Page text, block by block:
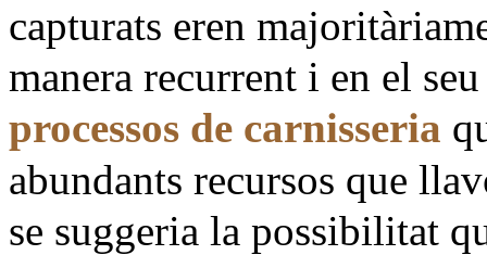
capturats eren
manera recurrent i en el
processos de carnisseria
abundants recursos que
se suggeria la possibilitat